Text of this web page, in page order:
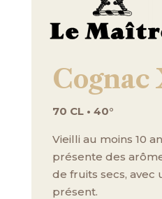
Cognac
70 CL • 40°
Vieilli au moins 10
présente des
de fruits secs, avec
présent.